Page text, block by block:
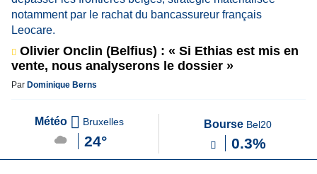
Olivier Onclin (Belfius) : « Si Ethias est mis en
vente, nous analyserons le dossier »
Par Dominique Berns
Météo Bruxelles
24°
Bourse Bel20
0.3%